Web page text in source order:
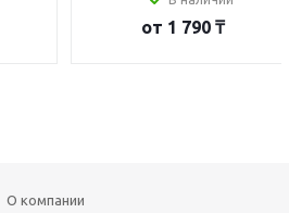
от 1 790 ₸
О компании